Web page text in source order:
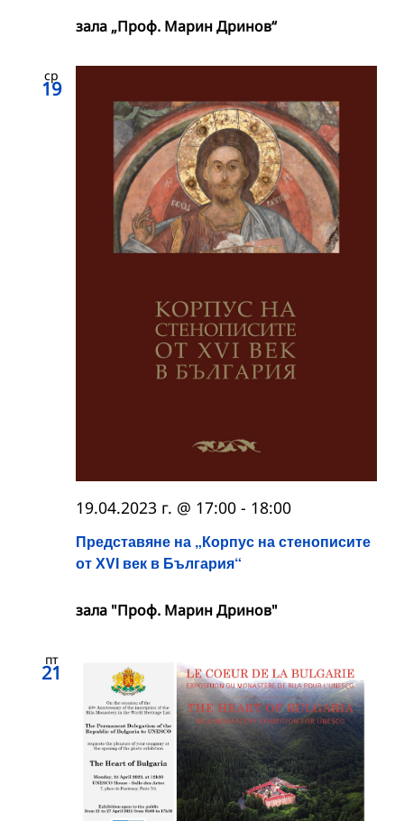
зала „Проф. Марин Дринов“
ср
19
Представяне на „Корпус на стенописите
от ХVІ век в България“
19.04.2023 г. @ 17:00 - 18:00
зала "Проф. Марин Дринов"
пт
21